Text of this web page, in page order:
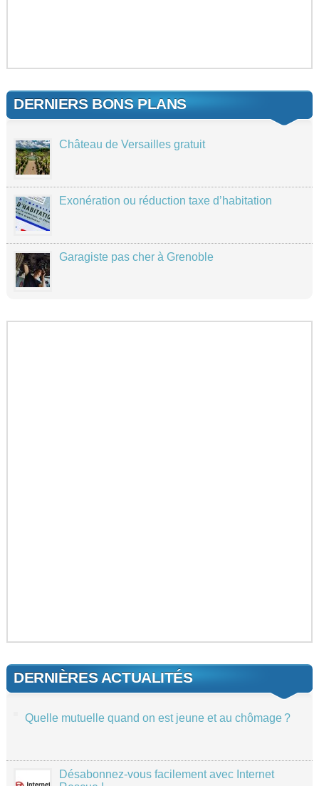
DERNIERS BONS PLANS
Château de Versailles gratuit
Exonération ou réduction taxe d’habitation
Garagiste pas cher à Grenoble
DERNIÈRES ACTUALITÉS
Quelle mutuelle quand on est jeune et au chômage ?
Désabonnez-vous facilement avec Internet